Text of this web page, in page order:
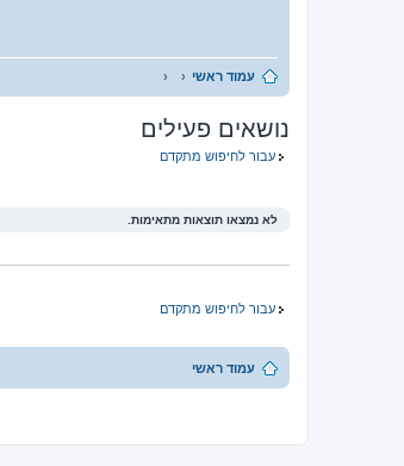
עמוד ראשי
נושאים פעילים
עבור לחיפוש מתקדם
לא נמצאו תוצאות מתאימות.
עבור לחיפוש מתקדם
עמוד ראשי